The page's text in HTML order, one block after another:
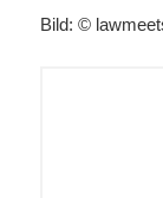
Bild: ©